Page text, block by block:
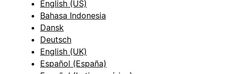
English (US)
Bahasa Indonesia
Dansk
Deutsch
English (UK)
Español (España)